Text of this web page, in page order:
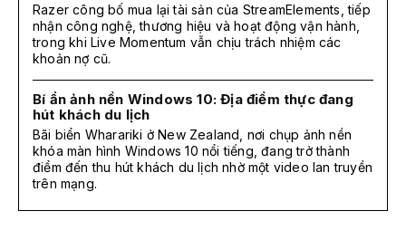
Razer công bố mua lại tài sản của StreamElements, tiếp
nhận công nghệ, thương hiệu và hoạt động vận hành,
trong khi Live Momentum vẫn chịu trách nhiệm các
khoản nợ cũ.
Bí ẩn ảnh nền Windows 10: Địa điểm thực đang
hút khách du lịch
Bãi biển Wharariki ở New Zealand, nơi chụp ảnh nền
khóa màn hình Windows 10 nổi tiếng, đang trở thành
điểm đến thu hút khách du lịch nhờ một video lan truyền
trên mạng.